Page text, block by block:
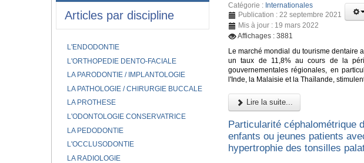
Catégorie : Internationales
Publication : 22 septembre 2021
Mis à jour : 19 mars 2022
Affichages : 3881
Le marché mondial du tourisme dentaire
un taux de 11,8% au cours de la
gouvernementales régionales, en
l'Inde, la Malaisie et la Thaïlande,
Lire la suite...
Particularité céphalométrique
enfants ou jeunes patients
hypertrophie des tonsilles
Articles par discipline
L'ENDODONTIE
L'ORTHOPEDIE DENTO-FACIALE
LA PARODONTIE / IMPLANTOLOGIE
LA PATHOLOGIE / CHIRURGIE BUCCALE
LA PROTHESE
L'ODONTOLOGIE CONSERVATRICE
LA PEDODONTIE
L'OCCLUSODONTIE
LA RADIOLOGIE